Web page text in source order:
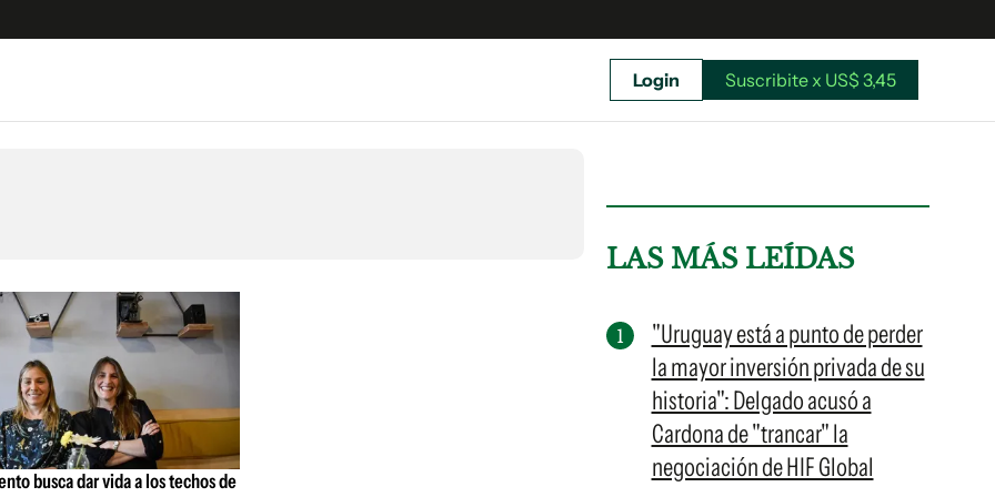
Unidos
Suscribite x US$ 3,45
Login Suscribite x US$ 3,45
busca dar vida a los techos de
LAS MÁS LEÍDAS
"Uruguay está a punto de perder
la mayor inversión privada de su
historia": Delgado acusó a
Cardona de "trancar" la
negociación de HIF Global